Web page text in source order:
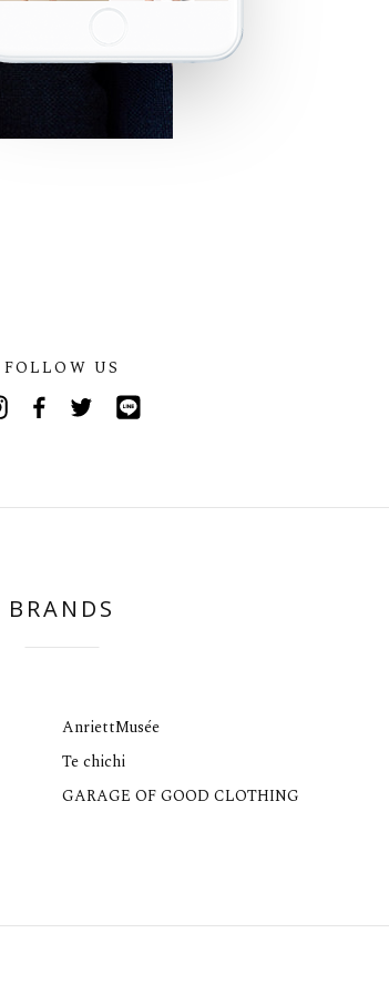
FOLLOW US
Twitter
BRANDS
AnriettMusée
Te chichi
GARAGE OF GOOD CLOTHING